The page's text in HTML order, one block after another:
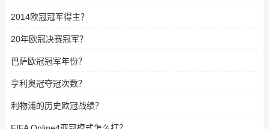
2014欧冠冠军得主？
20年欧冠决赛冠军？
巴萨欧冠冠军年份？
亨利奥冠夺冠次数？
利物浦的历史欧冠战绩？